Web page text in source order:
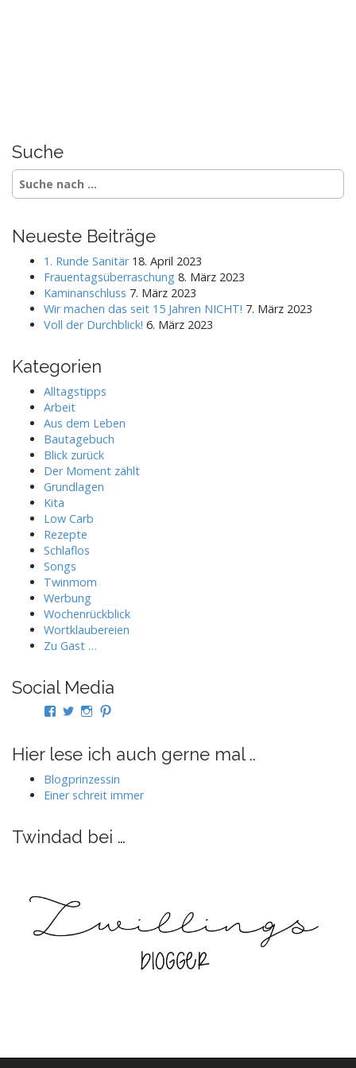
Suche
S
e
c
Neueste Beiträge
1. Runde Sanitär 18. April 2023
Frauentagsüberraschung 8. März 2023
Kaminanschluss 7. März 2023
Wir machen das seit 15 Jahren NICHT! 7. März 2023
Voll der Durchblick! 6. März 2023
Kategorien
Alltagstipps
Arbeit
Aus dem Leben
Bautagebuch
Blick zurück
Der Moment zählt
Grundlagen
Kita
Low Carb
Rezepte
Schlaflos
Songs
Twinmom
Werbung
Wochenrückblick
Wortklaubereien
Zu Gast …
Social Media
Profil
auf
Facebook
anzeigen
Profil
auf
Twitter
anzeigen
Profil
auf
Instagram
anzeigen
Profil
auf
Pinterest
anzeigen
Hier lese ich auch gerne mal ..
Blogprinzessin
Einer schreit immer
Twindad bei …